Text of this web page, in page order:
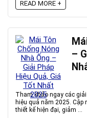
READ MORE +
–
Tham khảo ngay các
hiệu quả năm 2025. Cập
thiết kế hiện đại, giảm ...